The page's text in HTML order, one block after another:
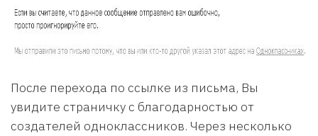
После перехода по ссылке из письма, Вы
увидите страничку с благодарностью от
создателей одноклассников. Через несколько